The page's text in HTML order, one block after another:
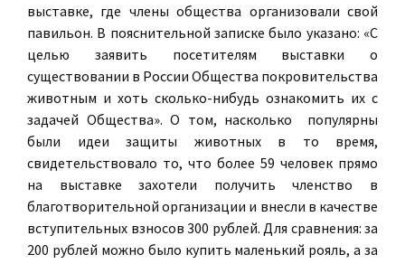
выставке, где члены общества организовали свой
павильон. В пояснительной записке было указано: «С
целью заявить посетителям выставки о
существовании в России Общества покровительства
животным и хоть сколько-нибудь ознакомить их с
задачей Общества». О том, насколько популярны
были идеи защиты животных в то время,
свидетельствовало то, что более 59 человек прямо
на выставке захотели получить членство в
благотворительной организации и внесли в качестве
вступительных взносов 300 рублей. Для сравнения: за
200 рублей можно было купить маленький рояль, а за